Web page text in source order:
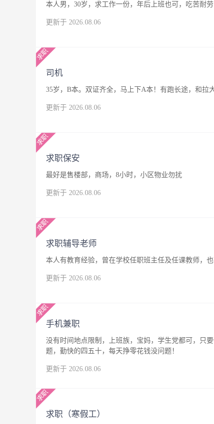
本人男，30岁，求工作一份，年后上班也可，吃苦耐
更新于 2026.08.06
司机
35岁，B本。双证齐全，马上下A本！有跑长途，和拉
更新于 2026.08.06
求职保安
最好是售楼部，商场，8小时，小区物业勿扰
更新于 2026.08.06
求职辅导老师
本人有教育经验，曾在学校任职班主任及任课教师，
更新于 2026.08.06
手机兼职
没有时间地点限制，上班族，宝妈，学生党都可，只
题，勤快的四五十，每天挣零花钱没问题！
更新于 2026.08.06
求职（寒假工）